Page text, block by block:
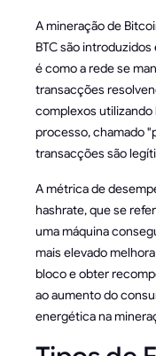
A mineração de
BTC são
é como a rede se
transacções
complexos utilizando
processo, chamado
transacções são
A métrica de
hashrate, que se
uma máquina
mais elevado
bloco e obter
ao aumento do
energética na